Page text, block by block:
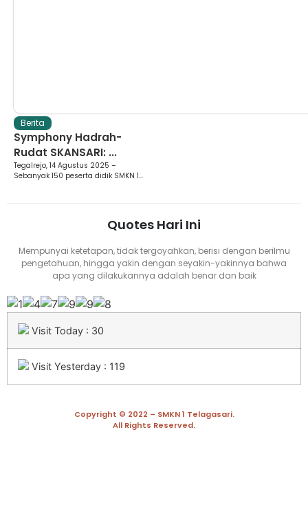
Berita
Symphony Hadrah-
Rudat SKANSARI: ...
Tegalrejo, 14 Agustus 2025 –
Sebanyak 150 peserta didik SMKN 1...
Quotes Hari Ini
Mempunyai ketetapan, tidak tergoyahkan, berisi dengan berilmu
pengetahuan, hingga yakin dengan seyakin-yakinnya bahwa
apa yang dilakukannya adalah benar dan baik
Visit Today : 30
Visit Yesterday : 119
Copyright © 2022 – SMKN 1 Telagasari.
All Rights Reserved.